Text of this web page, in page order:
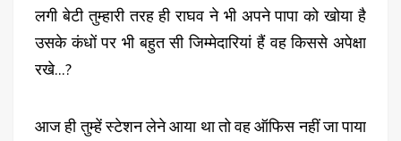
लगी बेटी तुम्हारी तरह ही राघव ने भी अपने पापा को खोया है
उसके कंधों पर भी बहुत सी जिम्मेदारियां हैं वह किससे अपेक्षा
रखे...?
आज ही तुम्हें स्टेशन लेने आया था तो वह ऑफिस नहीं जा पाया